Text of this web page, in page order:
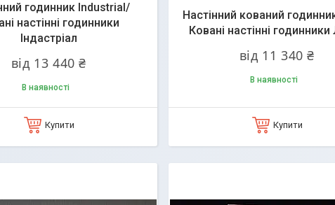
годинник Industrial/
настінні годинники
Індастріал
від 13 440 ₴
В наявності
Купити
Настінний кований
Ковані настінні
від 11 340 ₴
В наявності
Купити